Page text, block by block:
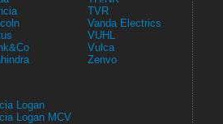
TVR
Vanda Electrics
VUHL
Vulca
Zenvo
Logan
Logan MCV